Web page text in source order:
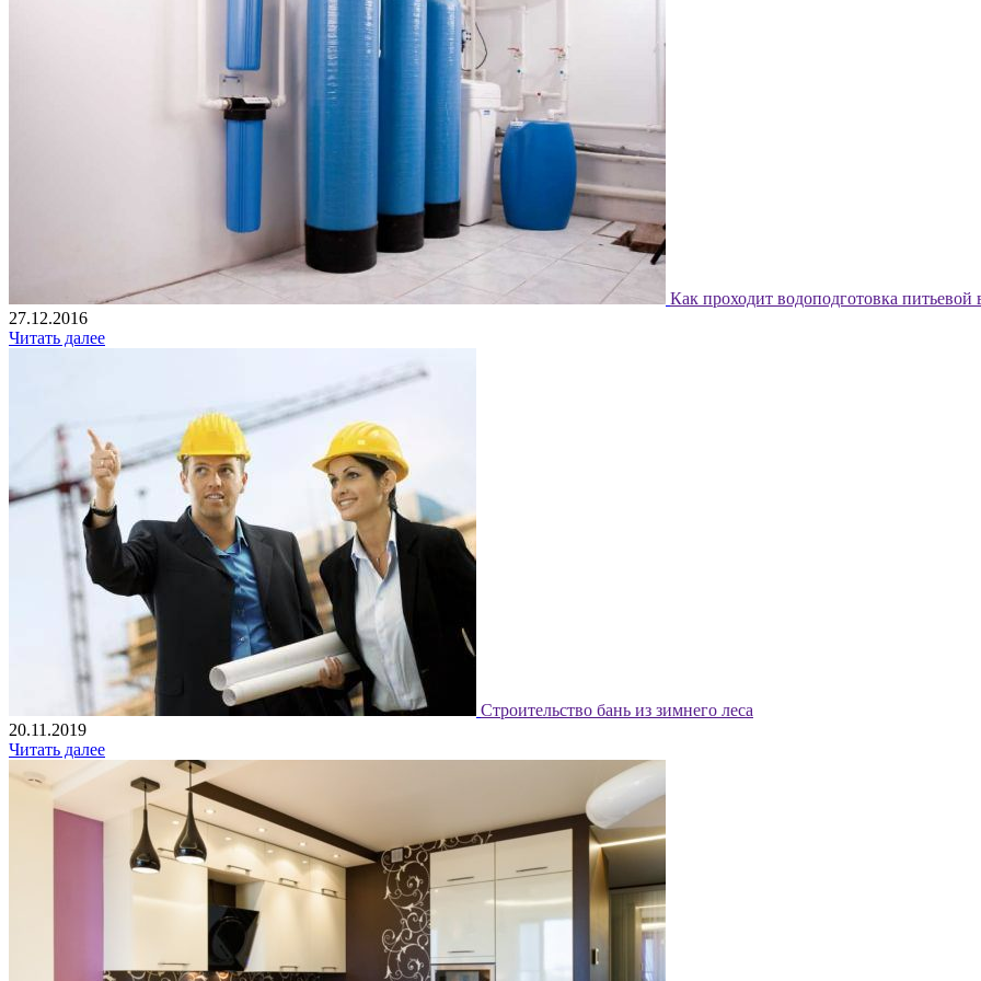
Как проходит водоподготовка питьевой
27.12.2016
Читать далее
Строительство бань из зимнего леса
20.11.2019
Читать далее